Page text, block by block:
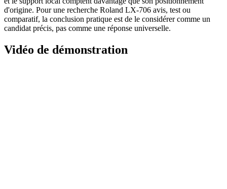
d'origine. Pour une recherche Roland LX-706 avis, test ou
comparatif, la conclusion pratique est de le considérer comme un
candidat précis, pas comme une réponse universelle.
Vidéo de démonstration